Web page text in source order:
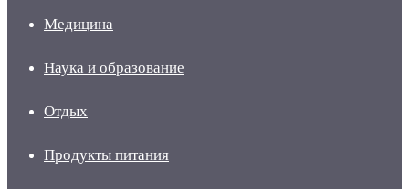
Медицина
Наука и образование
Отдых
Продукты питания